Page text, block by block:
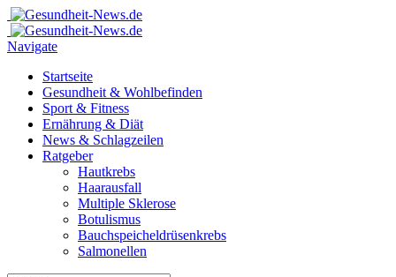
Navigate
Startseite
Gesundheit & Wohlbefinden
Sport & Fitness
Ernährung & Diät
News & Schlagzeilen
Ratgeber
Hautkrebs
Haarausfall
Multiple Sklerose
Botulismus
Bauchspeicheldrüsenkrebs
Salmonellen